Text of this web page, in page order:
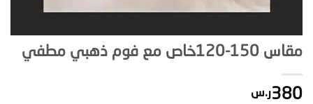
مقاس 150-120خاص مع فوم ذهبي مطفي
380ر.س